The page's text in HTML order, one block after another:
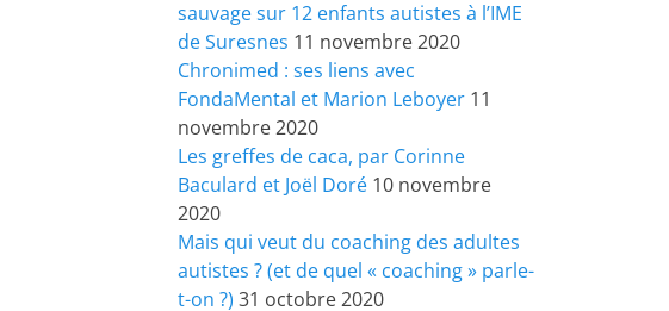
sauvage sur 12 enfants autistes à l’IME
de Suresnes 11 novembre 2020
Chronimed : ses liens avec
FondaMental et Marion Leboyer 11
novembre 2020
Les greffes de caca, par Corinne
Baculard et Joël Doré 10 novembre
2020
Mais qui veut du coaching des adultes
autistes ? (et de quel « coaching » parle-
t-on ?) 31 octobre 2020